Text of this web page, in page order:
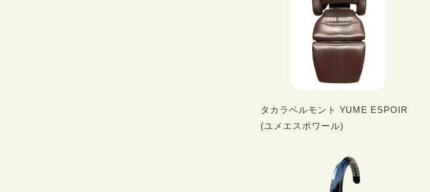
タカラベルモント YUME ESPOIR
(ユメエスポワール)